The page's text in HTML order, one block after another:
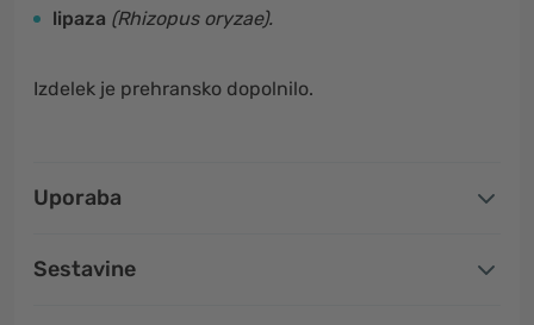
lipaza (Rhizopus oryzae).
Izdelek je prehransko dopolnilo.
Uporaba
Sestavine